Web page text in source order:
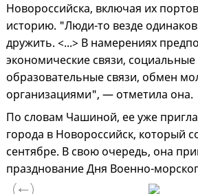
Новороссийска, включая их
историю. "Люди-то везде
дружить. <...> В намерениях
экономические связи, социальные
образовательные связи, обмен
организациями", — отметила она.
По словам Чашиной, ее уже
города в Новороссийск, который
сентябре. В свою очередь, она
празднование Дня Военно-